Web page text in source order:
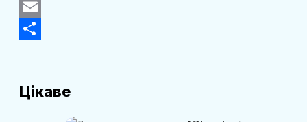
a
c
o
M
a
o
E
iд
Цікаве